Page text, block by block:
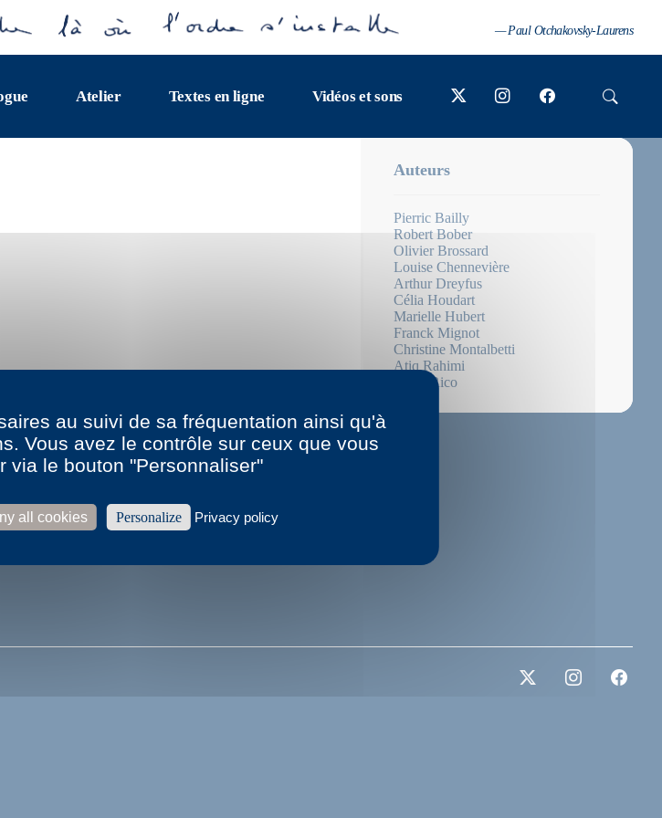
— Paul Otchakovsky-Laurens
Atelier Textes en ligne Vidéos et sons
Auteurs
Pierric Bailly
Robert Bober
Olivier Brossard
Louise Chennevière
Arthur Dreyfus
Célia Houdart
Marielle Hubert
Franck Mignot
Christine Montalbetti
Atiq Rahimi
Lucie Rico
au suivi de sa fréquentation ainsi qu'à
Vous avez le contrôle sur ceux que vous
via le bouton "Personnaliser"
all cookies Personalize Privacy policy